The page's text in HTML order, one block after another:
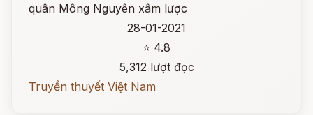
quân Mông Nguyên xâm lược
28-01-2021
⭐ 4.8
5,312 lượt đọc
Truyền thuyết Việt Nam